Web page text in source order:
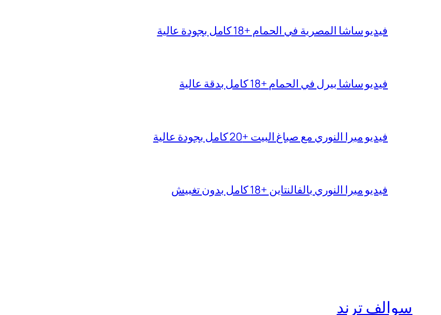
فيديو ساشا المصرية في الحمام +18 كامل بجودة عالية
فيديو ساشا بيرل في الحمام +18 كامل بدقة عالية
فيديو ميرا النوري مع صباغ البيت +20 كامل بجودة عالية
فيديو ميرا النوري بالفالنتاين +18 كامل بدون تغبيش
سوالف ترند